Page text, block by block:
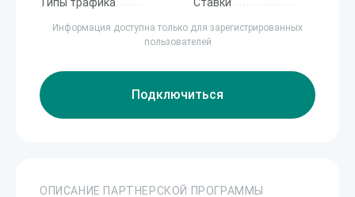
Информация доступна только для зарегистрированных
пользователей
Подключиться
ОПИСАНИЕ ПАРТНЕРСКОЙ ПРОГРАММЫ